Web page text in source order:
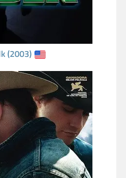
(2003)